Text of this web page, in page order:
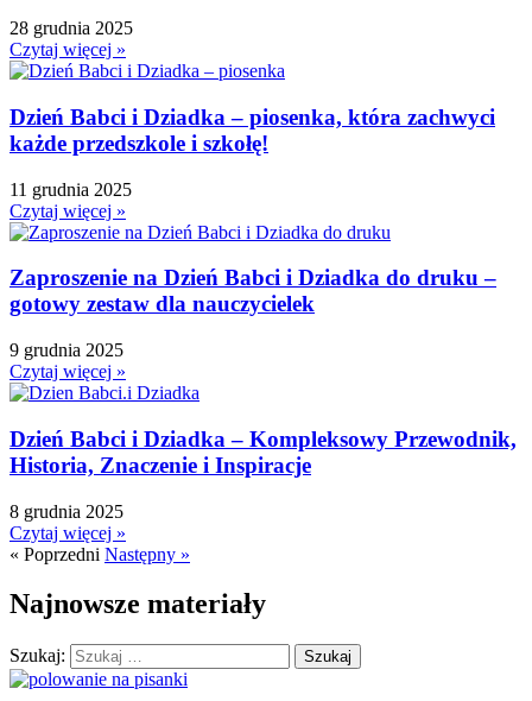
Kalendarz adwentowy
Kalendarze i planery
Karnawał
Kartki do odbijania
Karty ruchowe
Kolorowanki
Kolory
Kosmos
Kształty
L
Labirynty i łamigłówki
Lapbook
Lato
Listopad
Lupy
Magiczne słowa
Majowa łąka
Maluszki
28 grudnia 2025
Czytaj więcej »
Dzień Babci i Dziadka – piosenka, która zachwyci
każde przedszkole i szkołę!
11 grudnia 2025
Czytaj więcej »
Zaproszenie na Dzień Babci i Dziadka do druku –
gotowy zestaw dla nauczycielek
9 grudnia 2025
Czytaj więcej »
Dzień Babci i Dziadka – Kompleksowy Przewodnik,
Historia, Znaczenie i Inspiracje
8 grudnia 2025
Czytaj więcej »
« Poprzedni Następny »
Najnowsze materiały
Szukaj: